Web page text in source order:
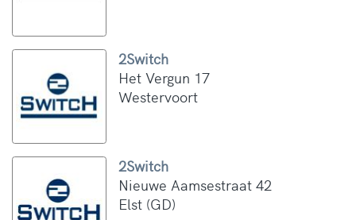
2Switch
Het Vergun 17
Westervoort
2Switch
Nieuwe Aamsestraat 42
Elst (GD)